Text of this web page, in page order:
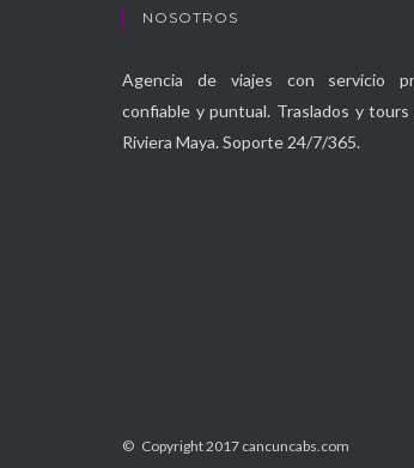
NOSOTROS
Agencia de viajes con servicio
confiable y puntual. Traslados y tours
Riviera Maya. Soporte 24/7/365.
© Copyright 2017 cancuncabs.com